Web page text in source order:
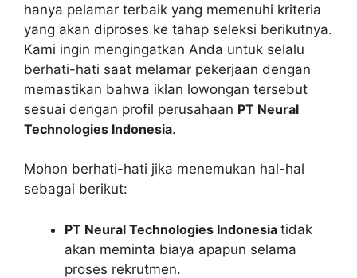
hanya pelamar terbaik yang memenuhi kriteria
yang akan diproses ke tahap seleksi berikutnya.
Kami ingin mengingatkan Anda untuk selalu
berhati-hati saat melamar pekerjaan dengan
memastikan bahwa iklan lowongan tersebut
sesuai dengan profil perusahaan PT Neural
Technologies Indonesia.
Mohon berhati-hati jika menemukan hal-hal
sebagai berikut:
PT Neural Technologies Indonesia tidak
akan meminta biaya apapun selama
proses rekrutmen.